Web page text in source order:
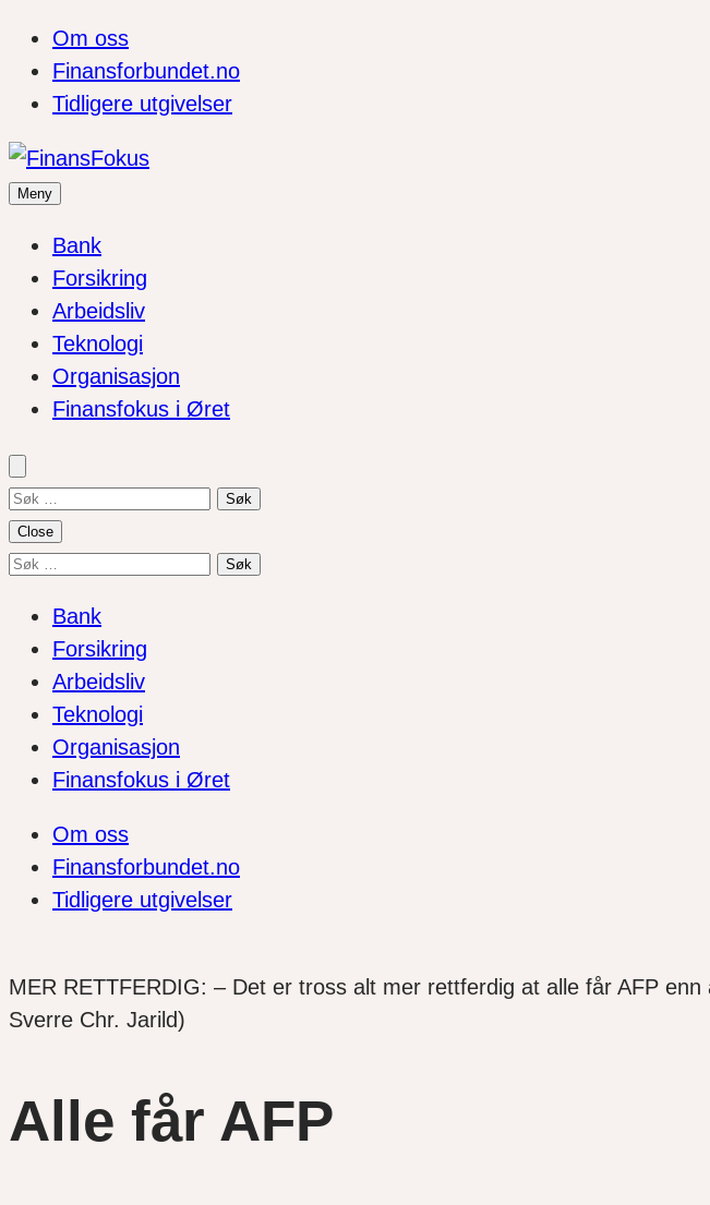
Om oss
Finansforbundet.no
Tidligere utgivelser
Meny
Bank
Forsikring
Arbeidsliv
Teknologi
Organisasjon
Finansfokus i Øret
Søk
etter:
Close
Søk
Bank
Forsikring
Arbeidsliv
Teknologi
Organisasjon
Finansfokus i Øret
Om oss
Finansforbundet.no
Tidligere utgivelser
MER RETTFERDIG: – Det er tross alt mer rettferdig at alle får AFP
Sverre Chr. Jarild)
Alle får AFP